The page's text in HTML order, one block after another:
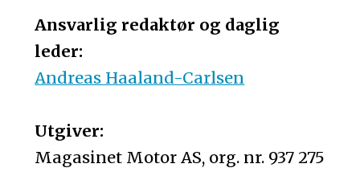
Ansvarlig redaktør og daglig
leder:
Andreas Haaland-Carlsen
Utgiver:
Magasinet Motor AS, org. nr. 937 275